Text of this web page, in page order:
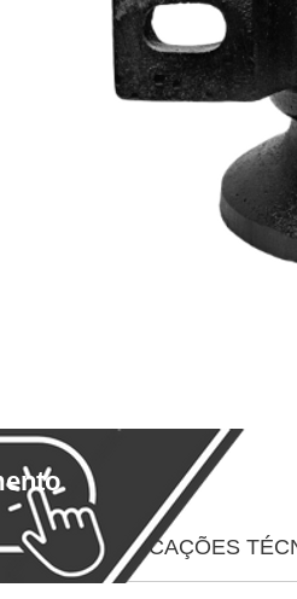
ESPECIFICAÇÕES